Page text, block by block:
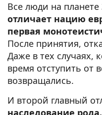
Все люди на
отличает нацию
первая
После принятия,
Даже в тех случаях,
время отступить от
возвращались.
И второй главный
наследование рода.